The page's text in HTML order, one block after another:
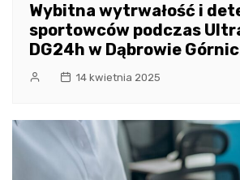
Wybitna wytrwałość i
sportowców podczas
DG24h w Dąbrowie
14 kwietnia 2025